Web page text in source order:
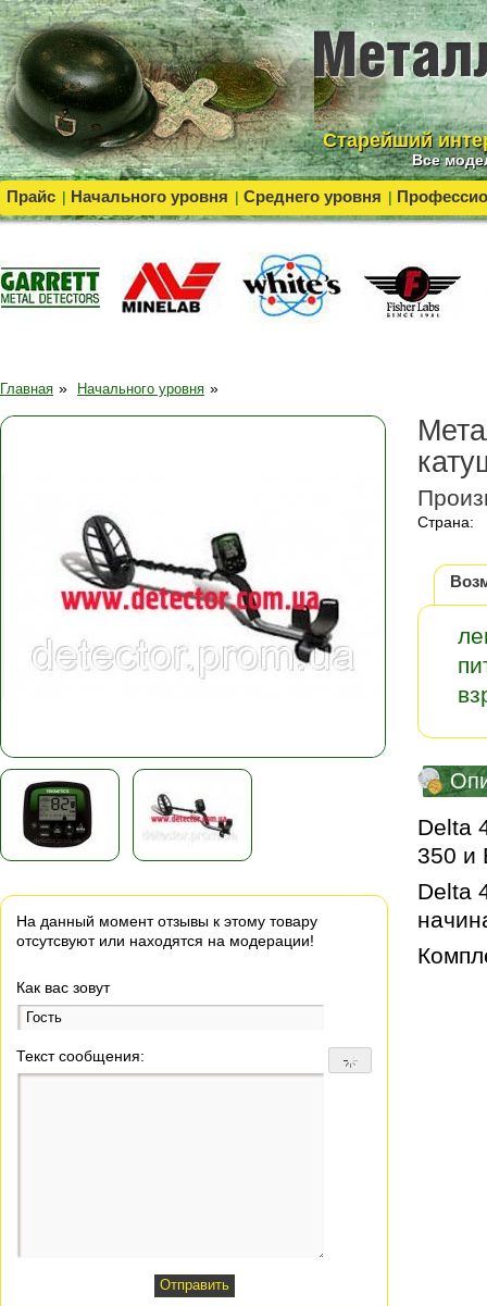
Cтарейший
Все
Прайс | Начального уровня | Среднего уровня |
Главная » Начального уровня »
На данный момент отзывы к этому товару
отсутсвуют или находятся на модерации!
Как вас зовут
Текст сообщения:
Страна:
Delta
350 и
Delta